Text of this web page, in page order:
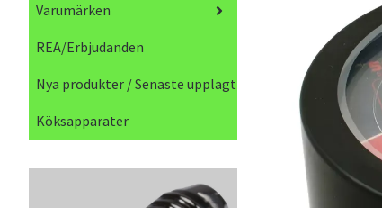
Varumärken
REA/Erbjudanden
Nya produkter / Senaste upplagt
Köksapparater